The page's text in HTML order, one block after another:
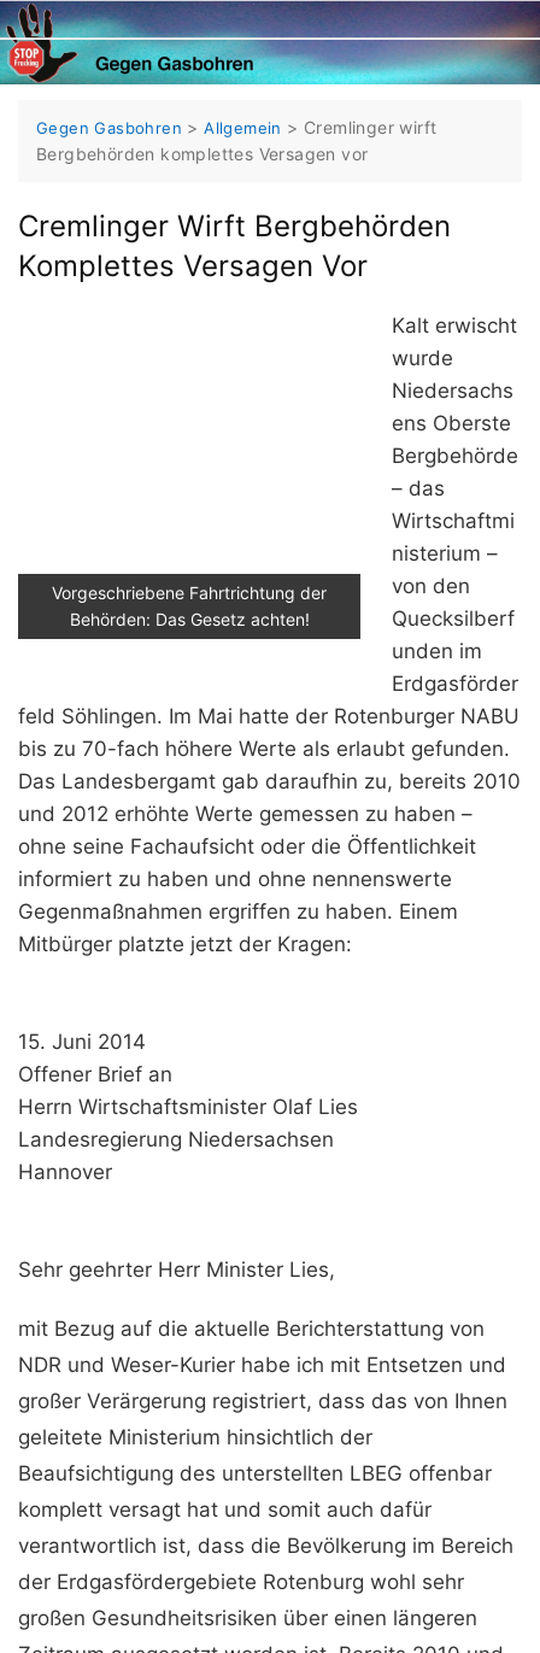
Skip
to
content
Gegen Gasbohren >Allgemein > Cremlinger wirft
Bergbehörden komplettes Versagen vor
Cremlinger Wirft Bergbehörden
Komplettes Versagen Vor
Vorgeschriebene Fahrtrichtung der
Behörden: Das Gesetz achten!
Kalt erwischt
wurde
Niedersachs
ens Oberste
Bergbehörde
– das
Wirtschaftmi
nisterium –
von den
Quecksilberf
unden im
Erdgasförder
feld Söhlingen. Im Mai hatte der Rotenburger NABU
bis zu 70-fach höhere Werte als erlaubt gefunden.
Das Landesbergamt gab daraufhin zu, bereits 2010
und 2012 erhöhte Werte gemessen zu haben –
ohne seine Fachaufsicht oder die Öffentlichkeit
informiert zu haben und ohne nennenswerte
Gegenmaßnahmen ergriffen zu haben. Einem
Mitbürger platzte jetzt der Kragen:
15. Juni 2014
Offener Brief an
Herrn Wirtschaftsminister Olaf Lies
Landesregierung Niedersachsen
Hannover
Sehr geehrter Herr Minister Lies,
mit Bezug auf die aktuelle Berichterstattung von
NDR und Weser-Kurier habe ich mit Entsetzen und
großer Verärgerung registriert, dass das von Ihnen
geleitete Ministerium hinsichtlich der
Beaufsichtigung des unterstellten LBEG offenbar
komplett versagt hat und somit auch dafür
verantwortlich ist, dass die Bevölkerung im Bereich
der Erdgasfördergebiete Rotenburg wohl sehr
großen Gesundheitsrisiken über einen längeren